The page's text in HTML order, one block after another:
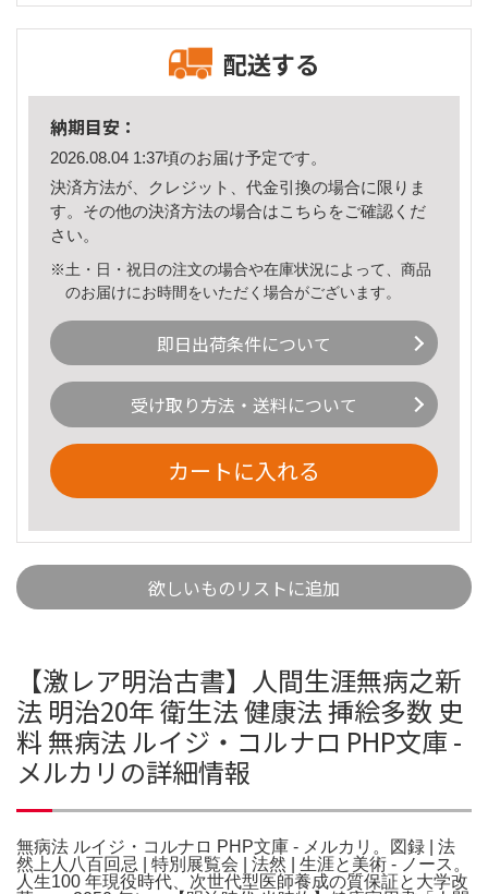
配送する
納期目安：
2026.08.04 1:37頃のお届け予定です。
決済方法が、クレジット、代金引換の場合に限りま
す。その他の決済方法の場合はこちら をご確認くだ
さい。
※土・日・祝日の注文の場合や在庫状況によって、商品
のお届けにお時間をいただく場合がございます。
即日出荷条件について
受け取り方法・送料について
カートに入れる
欲しいものリストに追加
【激レア明治古書】人間生涯無病之新
法 明治20年 衛生法 健康法 挿絵多数 史
料 無病法 ルイジ・コルナロ PHP文庫 -
メルカリの詳細情報
無病法 ルイジ・コルナロ PHP文庫 - メルカリ。図録 | 法
然上人八百回忌 | 特別展覧会 | 法然 | 生涯と美術 - ノース。
人生100 年現役時代、次世代型医師養成の質保証と大学改